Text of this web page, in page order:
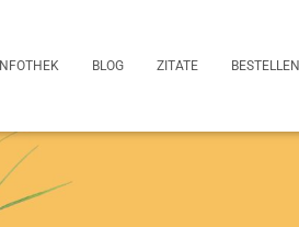
INFOTHEK BLOG ZITATE BESTELLEN